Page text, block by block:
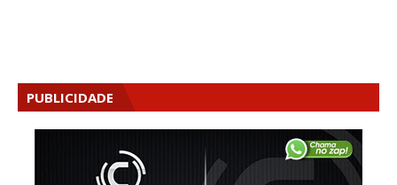
PUBLICIDADE